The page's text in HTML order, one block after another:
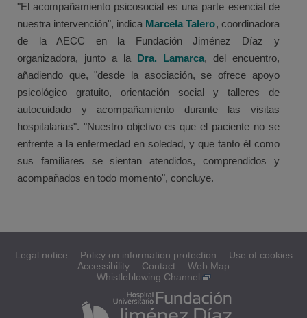
"El acompañamiento psicosocial es una parte esencial de
nuestra intervención", indica Marcela Talero, coordinadora
de la AECC en la Fundación Jiménez Díaz y
organizadora, junto a la Dra. Lamarca, del encuentro,
añadiendo que, "desde la asociación, se ofrece apoyo
psicológico gratuito, orientación social y talleres de
autocuidado y acompañamiento durante las visitas
hospitalarias". "Nuestro objetivo es que el paciente no se
enfrente a la enfermedad en soledad, y que tanto él como
sus familiares se sientan atendidos, comprendidos y
acompañados en todo momento", concluye.
Legal notice Policy on information protection
Use of cookies
Accessibility
Contact
Web Map
Whistleblowing Channel